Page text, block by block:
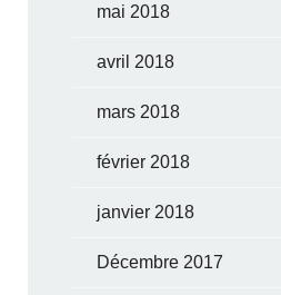
mai 2018
avril 2018
mars 2018
février 2018
janvier 2018
Décembre 2017